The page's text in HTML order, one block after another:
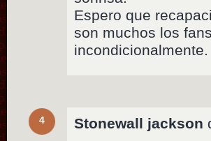
Espero que
son muchos los
incondicionalmente.
4 Stonewall jackson